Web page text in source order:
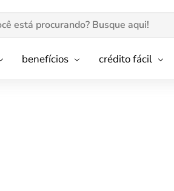
benefícios crédito fácil